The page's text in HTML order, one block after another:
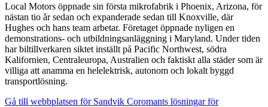
Local Motors öppnade sin första mikrofabrik i Phoenix, Arizona, för
nästan tio år sedan och expanderade sedan till Knoxville, där
Hughes och hans team arbetar. Företaget öppnade nyligen en
demonstrations- och utbildningsanläggning i Maryland. Under tiden
har biltillverkaren siktet inställt på Pacific Northwest, södra
Kalifornien, Centraleuropa, Australien och faktiskt alla städer som är
villiga att anamma en helelektrisk, autonom och lokalt byggd
transportlösning.
Gå till webbplatsen för Sandvik Coromants lösningar för